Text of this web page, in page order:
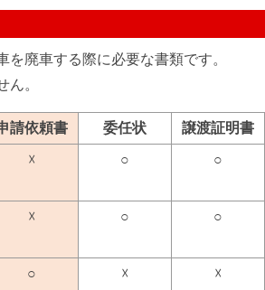
を廃車する際に必要な書類です。
ん。
請依頼書 委任状 譲渡証明書
☓ ○ ○
☓ ○ ○
○ ☓ ☓